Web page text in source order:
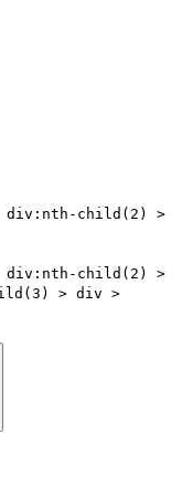
div:nth-child(2) >
div:nth-child(2) >
> div >